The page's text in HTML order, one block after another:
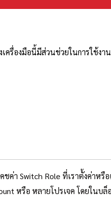
รื่องมือนี้มีส่วนช่วยในการใช้งาน
า Switch Role ที่เราตั้งค่าหรื
หรือ หลายโปรเจค โดยในบ